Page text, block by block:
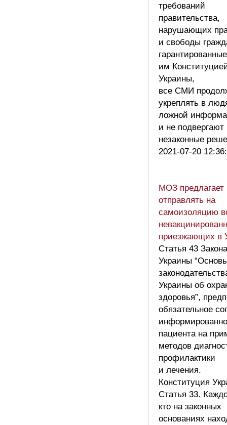
требований
правительства,
нарушающих
и свободы
гарантированные
им
Украины,
все СМИ
укреплять в
ложной
и не подвергают
незаконные
2021-07-20
МОЗ предлагает
отправлять на
самоизоляцию
приезжающих в
Статья 43 Закона
Украины
Украины об
здоровья”,
обязательное
пациента на
методов
профилактики
и лечения.
Конституция
Статья 33.
кто на законных
основаниях